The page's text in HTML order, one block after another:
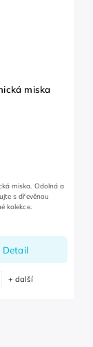
miska
Detail
miska. Odolná a
s dřevěnou
kolekce.
+ další